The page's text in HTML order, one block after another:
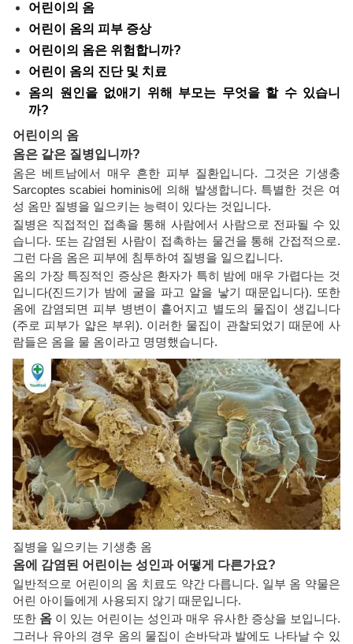
어린이의 옴
어린이 옴의 피부 증상
어린이의 옴은 위험합니까?
어린이 옴의 진단 및 치료
옴의 원인을 없애기 위해 부모는 무엇을 할 수 있습니
까?
어린이의 옴
옴은 같은 질병입니까?
옴은 베트남에서 매우 흔한 피부 질환입니다. 그것은 기생충
Sarcoptes scabiei hominis에 의해 발생합니다. 특별한 것은 여
성 옴만 질병을 일으키는 능력이 있다는 것입니다.
질병은 직접적인 접촉을 통해 사람에서 사람으로 전파될 수 있
습니다. 또는 감염된 사람이 접촉하는 물건을 통해 간접적으로.
그런 다음 옴은 피부에 침투하여 질병을 일으킵니다.
옴의 가장 특징적인 증상은 환자가 특히 밤에 매우 가렵다는 것
입니다(진드기가 밤에 굴을 파고 알을 낳기 때문입니다). 또한
옴에 감염되면 피부 병변이 흩어지고 별도의 물집이 생깁니다
(주로 피부가 얇은 부위). 이러한 물집이 관찰되었기 때문에 사
람들은 옴을 물 옴이라고 명명했습니다.
질병을 일으키는 기생충 옴
옴에 감염된 어린이는 성인과 어떻게 다른가요?
일반적으로 어린이의 옴 치료도 약간 다릅니다. 일부 옴 약물은
어린 아이들에게 사용되지 않기 때문입니다.
또한 옴 이 있는 어린이는 성인과 매우 유사한 증상을 보입니다.
그러나 유아의 경우 옴의 물집이 손바닥과 발에도 나타날 수 있